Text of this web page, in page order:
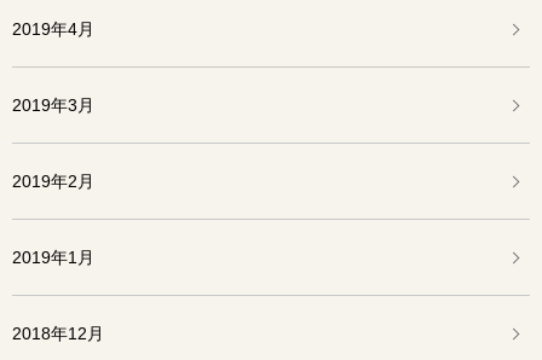
2019年4月
2019年3月
2019年2月
2019年1月
2018年12月